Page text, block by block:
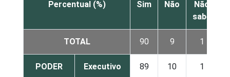
Percentual (%) Sim Não
Não
sabe
TOTAL 90 9 1
PODER Executivo 89 10 1